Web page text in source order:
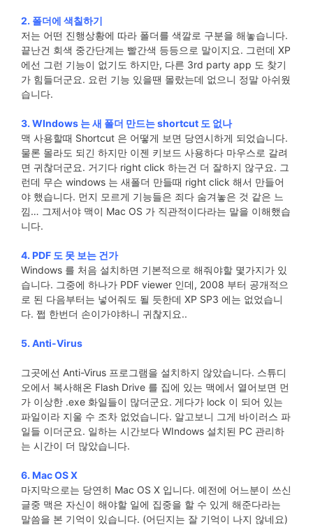
2. 폴더에 색칠하기
저는 어떤 진행상황에 따라 폴더를 색깔로 구분을 해놓습니다.
끝난건 회색 중간단계는 빨간색 등등으로 말이지요. 그런데 XP
에선 그런 기능이 없기도 하지만, 다른 3rd party app 도 찾기
가 힘들더군요. 요런 기능 있을땐 몰랐는데 없으니 정말 아쉬웠
습니다.
3. WIndows 는 새 폴더 만드는 shortcut 도 없나
맥 사용할때 Shortcut 은 어떻게 보면 당연시하게 되었습니다.
물론 몰라도 되긴 하지만 이젠 키보드 사용하다 마우스로 갈려
면 귀찮더군요. 거기다 right click 하는건 더 잘하지 않구요. 그
런데 무슨 windows 는 새폴더 만들때 right click 해서 만들어
야 했습니다. 먼지 모르게 기능들은 죄다 숨겨놓은 것 같은 느
낌… 그제서야 맥이 Mac OS 가 직관적이다라는 말을 이해했습
니다.
4. PDF 도 못 보는 건가
Windows 를 처음 설치하면 기본적으로 해줘야할 몇가지가 있
습니다. 그중에 하나가 PDF viewer 인데, 2008 부터 공개적으
로 된 다음부터는 넣어줘도 될 듯한데 XP SP3 에는 없었습니
다. 쩝 한번더 손이가야하니 귀찮지요..
5. Anti-Virus
그곳에선 Anti-Virus 프로그램을 설치하지 않았습니다. 스튜디
오에서 복사해온 Flash Drive 를 집에 있는 맥에서 열어보면 먼
가 이상한 .exe 화일들이 많더군요. 게다가 lock 이 되어 있는
파일이라 지울 수 조차 없었습니다. 알고보니 그게 바이러스 파
일들 이더군요. 일하는 시간보다 WIndows 설치된 PC 관리하
는 시간이 더 많았습니다.
6. Mac OS X
마지막으로는 당연히 Mac OS X 입니다. 예전에 어느분이 쓰신
글중 맥은 자신이 해야할 일에 집중을 할 수 있게 해준다라는
말씀을 본 기억이 있습니다. (어딘지는 잘 기억이 나지 않네요)